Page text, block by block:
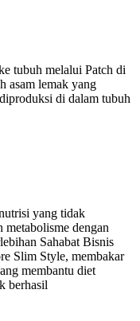
tubuh melalui Patch di
asam lemak yang
di dalam tubuh
yang tidak
metabolisme dengan
Sahabat Bisnis
Slim Style, membakar
membantu diet
berhasil